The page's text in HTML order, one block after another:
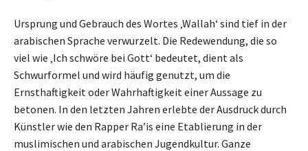
Ursprung und Gebrauch des Wortes ‚Wallah‘ sind tief in der
arabischen Sprache verwurzelt. Die Redewendung, die so
viel wie ‚Ich schwöre bei Gott‘ bedeutet, dient als
Schwurformel und wird häufig genutzt, um die
Ernsthaftigkeit oder Wahrhaftigkeit einer Aussage zu
betonen. In den letzten Jahren erlebte der Ausdruck durch
Künstler wie den Rapper Ra’is eine Etablierung in der
muslimischen und arabischen Jugendkultur. Ganze